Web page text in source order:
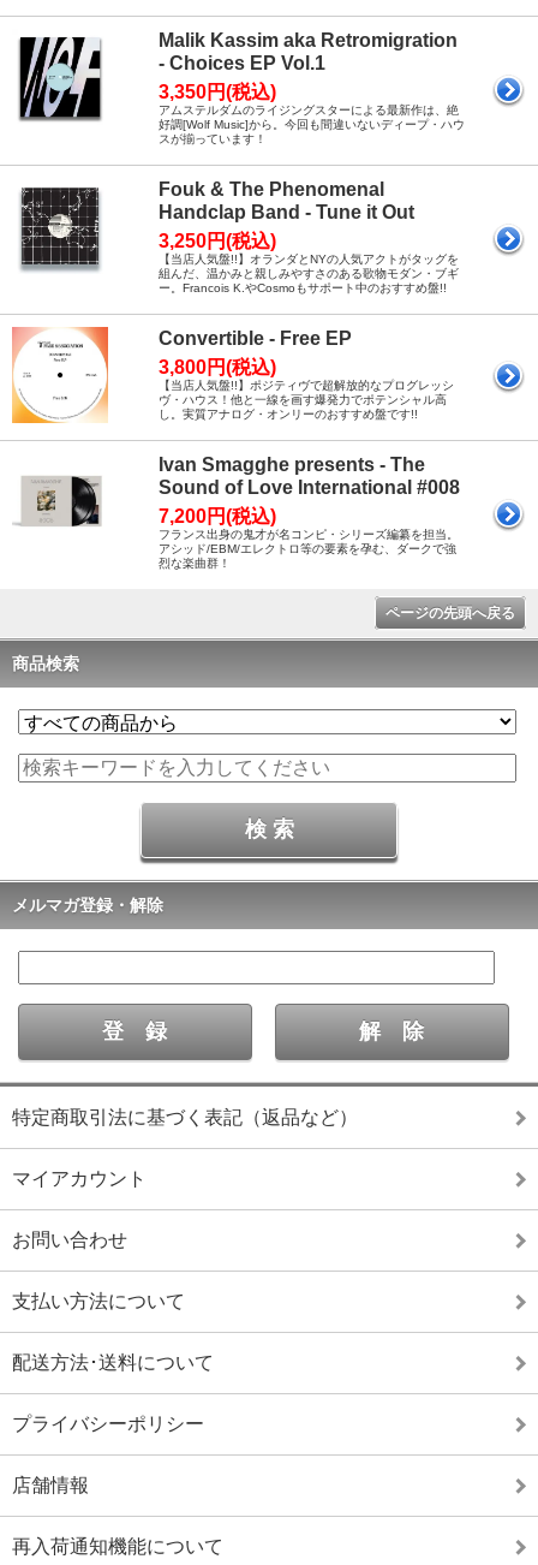
Malik Kassim aka Retromigration
- Choices EP Vol.1
3,350円(税込)
アムステルダムのライジングスターによる最新作は、絶
好調[Wolf Music]から。今回も間違いないディープ・ハウ
スが揃っています！
Fouk & The Phenomenal
Handclap Band - Tune it Out
3,250円(税込)
【当店人気盤!!】オランダとNYの人気アクトがタッグを
組んだ、温かみと親しみやすさのある歌物モダン・ブギ
ー。Francois K.やCosmoもサポート中のおすすめ盤!!
Convertible - Free EP
3,800円(税込)
【当店人気盤!!】ポジティヴで超解放的なプログレッシ
ヴ・ハウス！他と一線を画す爆発力でポテンシャル高
し。実質アナログ・オンリーのおすすめ盤です!!
Ivan Smagghe presents - The
Sound of Love International #008
7,200円(税込)
フランス出身の鬼才が名コンピ・シリーズ編纂を担当。
アシッド/EBM/エレクトロ等の要素を孕む、ダークで強
烈な楽曲群！
ページの先頭へ戻る
商品検索
メルマガ登録・解除
特定商取引法に基づく表記（返品など）
マイアカウント
お問い合わせ
支払い方法について
配送方法･送料について
プライバシーポリシー
店舗情報
再入荷通知機能について